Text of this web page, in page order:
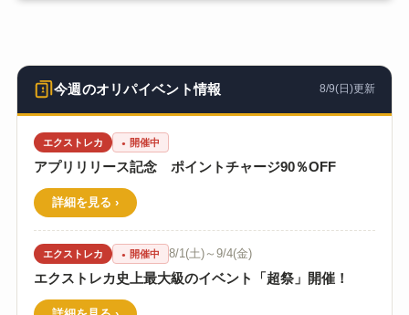
今週のオリパイベント情報 8/9(日)更新
エクストレカ 開催中
アプリリリース記念 ポイントチャージ90％OFF
詳細を見る
エクストレカ 開催中 8/1(土)～9/4(金)
エクストレカ史上最大級のイベント「超祭」開催！